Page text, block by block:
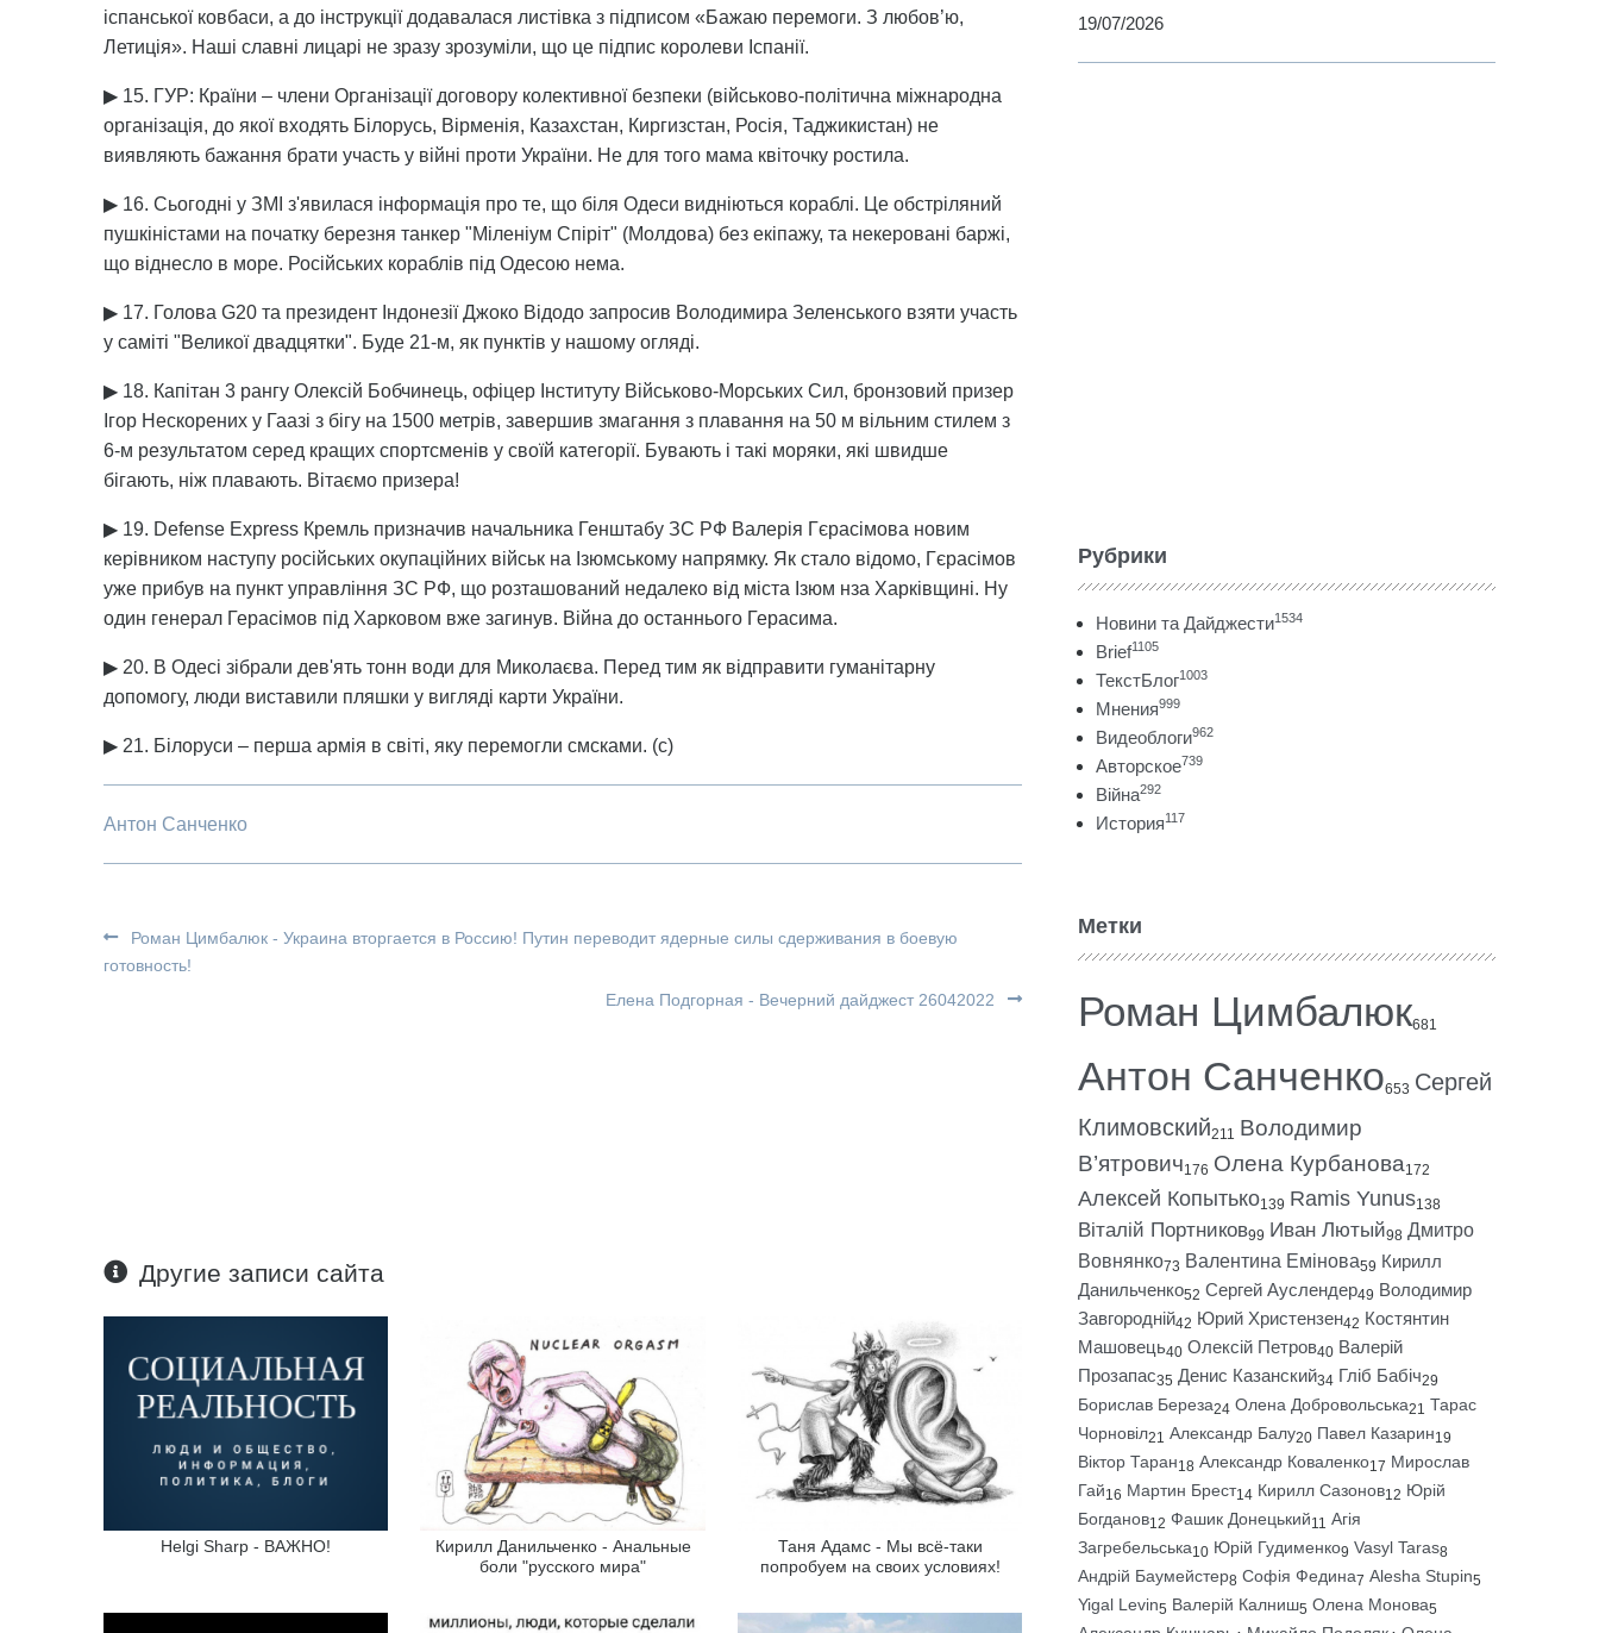
іспанської ковбаси, а до інструкції додавалася листівка з підписом «Бажаю перемоги. З любов’ю,
Летиція». Наші славні лицарі не зразу зрозуміли, що це підпис королеви Іспанії.
▶ 15. ГУР: Країни – члени Організації договору колективної безпеки (військово-політична міжнародна
організація, до якої входять Білорусь, Вірменія, Казахстан, Киргизстан, Росія, Таджикистан) не
виявляють бажання брати участь у війні проти України. Не для того мама квіточку ростила.
▶ 16. Сьогодні у ЗМІ з'явилася інформація про те, що біля Одеси видніються кораблі. Це обстріляний
пушкіністами на початку березня танкер "Міленіум Спіріт" (Молдова) без екіпажу, та некеровані баржі,
що віднесло в море. Російських кораблів під Одесою нема.
▶ 17. Голова G20 та президент Індонезії Джоко Відодо запросив Володимира Зеленського взяти участь
у саміті "Великої двадцятки". Буде 21-м, як пунктів у нашому огляді.
▶ 18. Капітан 3 рангу Олексій Бобчинець, офіцер Інституту Військово-Морських Сил, бронзовий призер
Ігор Нескорених у Гаазі з бігу на 1500 метрів, завершив змагання з плавання на 50 м вільним стилем з
6-м результатом серед кращих спортсменів у своїй категорії. Бувають і такі моряки, які швидше
бігають, ніж плавають. Вітаємо призера!
▶ 19. Defense Express Кремль призначив начальника Генштабу ЗС РФ Валерія Гєрасімова новим
керівником наступу російських окупаційних військ на Ізюмському напрямку. Як стало відомо, Гєрасімов
уже прибув на пункт управління ЗС РФ, що розташований недалеко від міста Ізюм нза Харківщині. Ну
один генерал Герасімов під Харковом вже загинув. Війна до останнього Герасима.
▶ 20. В Одесі зібрали дев'ять тонн води для Миколаєва. Перед тим як відправити гуманітарну
допомогу, люди виставили пляшки у вигляді карти України.
▶ 21. Білоруси – перша армія в світі, яку перемогли смсками. (с)
Антон Санченко
Роман Цимбалюк - Украина вторгается в Россию! Путин переводит ядерные силы сдерживания в боевую
готовность!
Елена Подгорная - Вечерний дайджест 26042022
Другие записи сайта
Helgi Sharp - ВАЖНО!
Кирилл Данильченко - Анальные
боли "русского мира"
Таня Адамс - Мы всё-таки
попробуем на своих условиях!
19/07/2026
Рубрики
Новини та Дайджести1534
Brief1105
ТекстБлог1003
Мнения999
Видеоблоги962
Авторское739
Війна292
История117
Метки
Роман Цимбалюк681
Антон Санченко653 Сергей
Климовский211 Володимир
В’ятрович176 Олена Курбанова172
Алексей Копытько139 Ramis Yunus138
Віталій Портников99 Иван Лютый98 Дмитро
Вовнянко73 Валентина Емінова59 Кирилл
Данильченко52 Сергей Ауслендер49 Володимир
Завгородній42 Юрий Христензен42 Костянтин
Машовець40 Олексій Петров40 Валерій
Прозапас35 Денис Казанский34 Гліб Бабіч29
Борислав Береза24 Олена Добровольська21 Тарас
Чорновіл21 Александр Балу20 Павел Казарин19
Віктор Таран18 Александр Коваленко17 Мирослав
Гай16 Мартин Брест14 Кирилл Сазонов12 Юрій
Богданов12 Фашик Донецький11 Агія
Загребельська10 Юрій Гудименко9 Vasyl Taras8
Андрій Баумейстер8 Софія Федина7 Alesha Stupin5
Yigal Levin5 Валерій Калниш5 Олена Монова5